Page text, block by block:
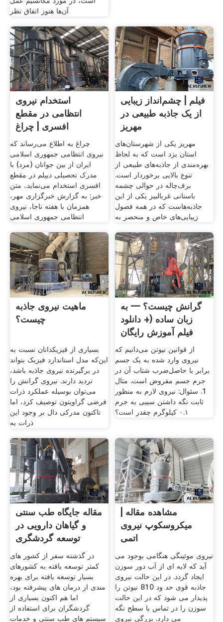
آن‌ها هنوز اتفاق نظر
استخدام نیروی
انتظامی در مقطع
افسری | چراغ
چراغ به اطلاع می‌رساند که
نیروی انتظامی جمهوری اسلامی
ایران از بین جوانان (مرد) با
مدرک تحصیلی دیپلم در مقطع
افسری استخدام می‌نماید.. متن
خبر: به گزارش خبرگزاری مهر،
همزمان با هفته ناجا، نیروی
انتظامی جمهوری اسلامی
فیلم | چشم‌انداز زیبایی
از یک جاذبه طبیعی در
مهریز
مهریز یکی از شهرستان‌های
استان یزد است که به لحاظ
بهره‌مندی از جاذبه‌های طبیعی از
تنوع بالایی برخوردار است.
برف‌چاله در حوالی چشمه
باستانی غربالبیز یکی از این
جاذبه‌هاست که در همه فصول
زیبایی‌های خاص و منحصر به
ماهیت نیروی جاذبه
چیست؟
بسیاری از فیزیکدانان نسبت به
این‌که مدل استاندارد فیزیک بتواند
در برگیرنده نیروی جاذبه باشد،
تردید دارند. نیروی گرانش را
می‌توان بوسیله عملکرد ذرات
فرضی گراویتون توصیف کرد، اما
تاکنون مدرکی دال بر وجود این
ذرات به
گرانش چیست؟ — به
زبان ساده (+ دانلود
فیلم آموزش رایگان
از قوانین نیوتن می‌دانیم که
نیروی وارد شده به یک جسم
برابر با حاصل‌ضرب شتاب آن در
جرم جسم مفروض است. مثال
1. سئوال: نیروی لازم به منظور
ثابت نگه داشتن سیبی به جرم
۰.۱ کیلوگرم چقدر است؟
مقاله جایگاه طب سنتی
و گیاهان دارویی در
توسعه گردشگری
سلامت
در گذشته سفر از کشور های
کمتر توسعه یافته به کشورهای
بسیار توسعه یافته برای بهره
مندی از درمان های پیشرفته بود،
اما هم اکنون بسیاری از
گردشگران برای استفاده از
سیستم های طب سنتی و خدمات
مشاهده مقاله |
میکروسکوپ نیروی
اتمی
نیروی موئینگی هنگامی بوجود می
آید که لایه ای از آب دور سوزن
ایجاد گردد. در این حالت نیروی
جاذبه قوی حد ود 810 نیوتن را
پدیدار می شود که در این حالت
سوزن را در تماس با سطح نگه
می دارد. بزرگی نیروی